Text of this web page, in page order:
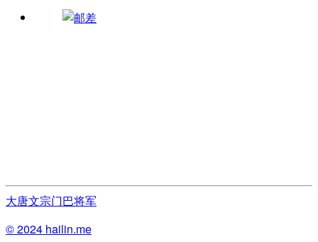
大唐文宗门巴将军
© 2024 hailin.me